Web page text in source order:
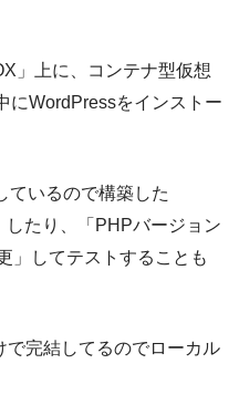
」上に、コンテナ型仮想
にWordPressをインストー
ているので構築した
たり、「PHPバージョン
」してテストすることも
で完結してるのでローカル